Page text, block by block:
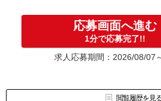
応募画面へ進む
1分で応募完了!!
求人応募期間：2026/08/07
閲覧履歴を見